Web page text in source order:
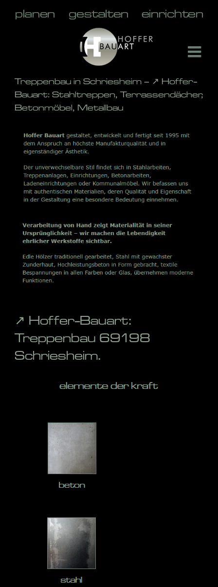
Treppenbau in Schriesheim – ↗️ Hoffer-
Bauart: Stahltreppen, Terrassendächer,
Betonmöbel, Metallbau
↗️ Hoffer-Bauart:
Treppenbau 69198
Schriesheim.